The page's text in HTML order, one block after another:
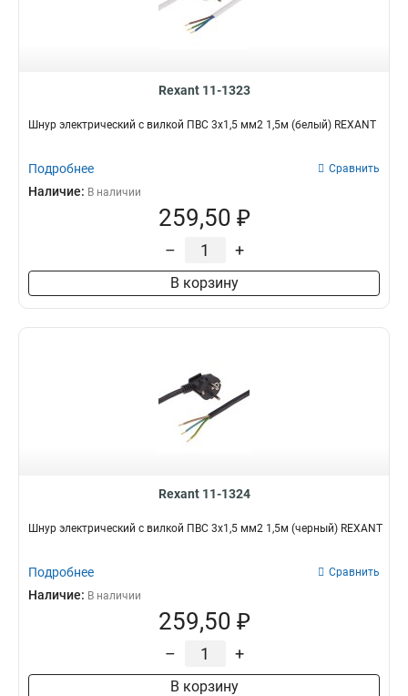
Rexant 11-1323
Шнур электрический с вилкой ПВС 3х1,5 мм2 1,5м (белый) REXANT
Подробнее Сравнить
Наличие: В наличии
259,50 ₽
– +
В корзину
Rexant 11-1324
Шнур электрический с вилкой ПВС 3х1,5 мм2 1,5м (черный) REXANT
Подробнее Сравнить
Наличие: В наличии
259,50 ₽
– +
В корзину